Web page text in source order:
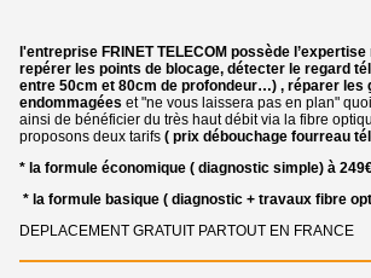
l'entreprise FRINET TELECOM possède
repérer les points de blocage, détecter le regard
entre 50cm et 80cm de profondeur…) , réparer les
endommagées et "ne vous laissera pas en plan"
ainsi de bénéficier du très haut débit via la fibre
proposons deux tarifs ( prix débouchage fourreau
* la formule économique ( diagnostic simple) à
* la formule basique ( diagnostic + travaux fibre
DEPLACEMENT GRATUIT PARTOUT EN FRANCE